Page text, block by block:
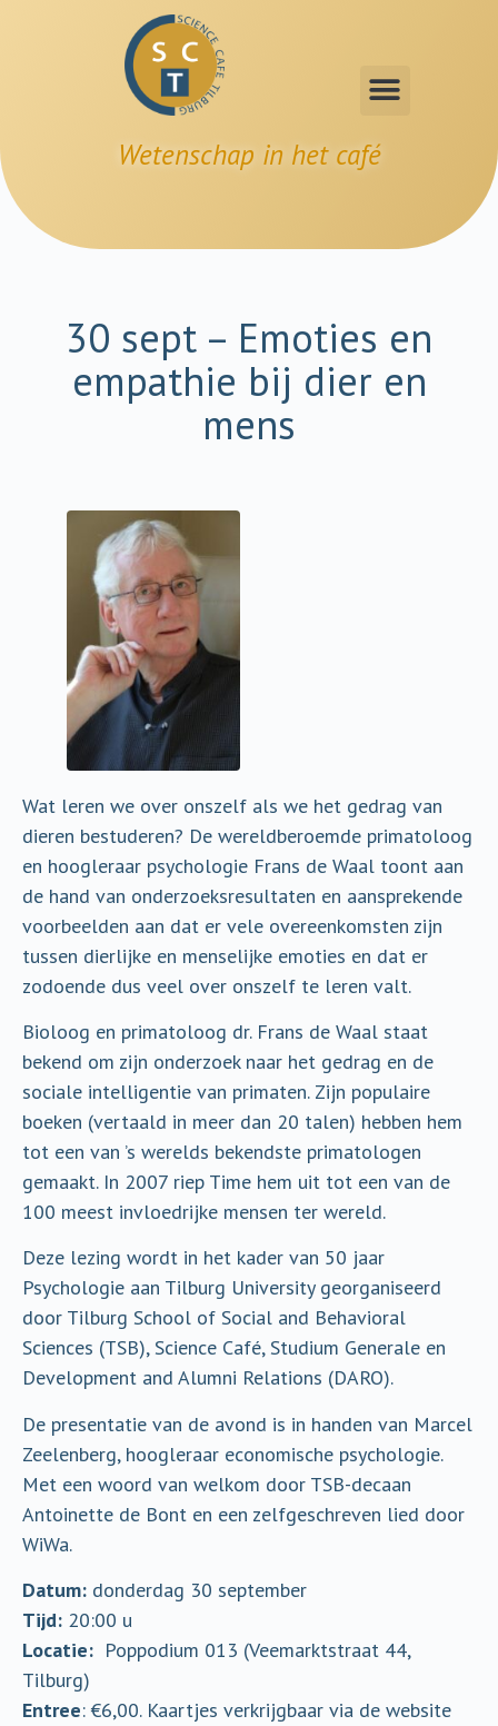
Wetenschap in het café
30 sept – Emoties en
empathie bij dier en
mens
Wat leren we over onszelf als we het gedrag van
dieren bestuderen? De wereldberoemde primatoloog
en hoogleraar psychologie Frans de Waal toont aan
de hand van onderzoeksresultaten en aansprekende
voorbeelden aan dat er vele overeenkomsten zijn
tussen dierlijke en menselijke emoties en dat er
zodoende dus veel over onszelf te leren valt.
Bioloog en primatoloog dr. Frans de Waal staat
bekend om zijn onderzoek naar het gedrag en de
sociale intelligentie van primaten. Zijn populaire
boeken (vertaald in meer dan 20 talen) hebben hem
tot een van ’s werelds bekendste primatologen
gemaakt. In 2007 riep Time hem uit tot een van de
100 meest invloedrijke mensen ter wereld.
Deze lezing wordt in het kader van 50 jaar
Psychologie aan Tilburg University georganiseerd
door Tilburg School of Social and Behavioral
Sciences (TSB), Science Café, Studium Generale en
Development and Alumni Relations (DARO).
De presentatie van de avond is in handen van Marcel
Zeelenberg, hoogleraar economische psychologie.
Met een woord van welkom door TSB-decaan
Antoinette de Bont en een zelfgeschreven lied door
WiWa.
Datum: donderdag 30 september
Tijd: 20:00 u
Locatie: Poppodium 013 (Veemarktstraat 44,
Tilburg)
Entree: €6,00. Kaartjes verkrijgbaar via de website